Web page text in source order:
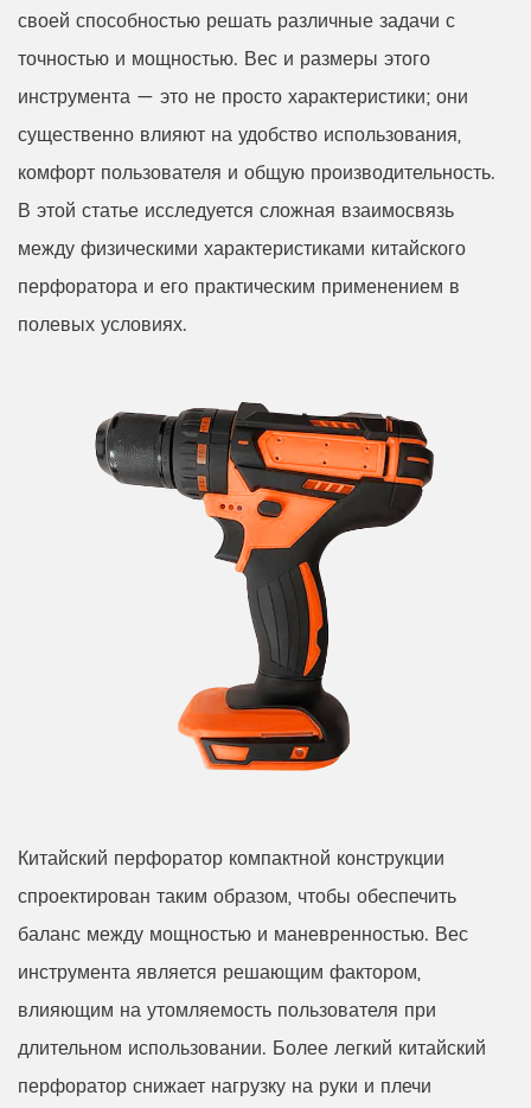
своей способностью решать различные задачи с
точностью и мощностью. Вес и размеры этого
инструмента — это не просто характеристики; они
существенно влияют на удобство использования,
комфорт пользователя и общую производительность.
В этой статье исследуется сложная взаимосвязь
между физическими характеристиками китайского
перфоратора и его практическим применением в
полевых условиях.
Китайский перфоратор компактной конструкции
спроектирован таким образом, чтобы обеспечить
баланс между мощностью и маневренностью. Вес
инструмента является решающим фактором,
влияющим на утомляемость пользователя при
длительном использовании. Более легкий китайский
перфоратор снижает нагрузку на руки и плечи